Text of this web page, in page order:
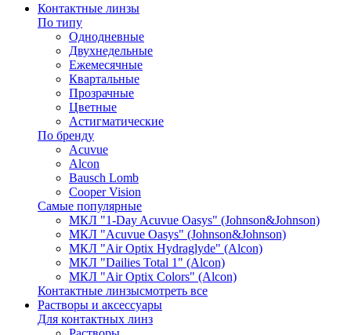
Контактные линзы
По типу
Однодневные
Двухнедельные
Ежемесячные
Квартальные
Прозрачные
Цветные
Астигматические
По бренду
Acuvue
Alcon
Bausch Lomb
Cooper Vision
Самые популярные
МКЛ "1-Day Acuvue Oasys" (Johnson&Johnson)
МКЛ "Acuvue Oasys" (Johnson&Johnson)
МКЛ "Air Optix Hydraglyde" (Alcon)
МКЛ "Dailies Total 1" (Alcon)
МКЛ "Air Optix Colors" (Alcon)
Контактные линзысмотреть все
Растворы и аксессуары
Для контактных линз